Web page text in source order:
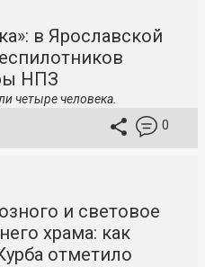
в Ярославской
НПЗ
четыре человека.
0
и световое
храма: как
отметило